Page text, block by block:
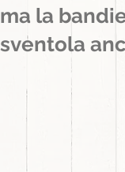
ma la
sventola